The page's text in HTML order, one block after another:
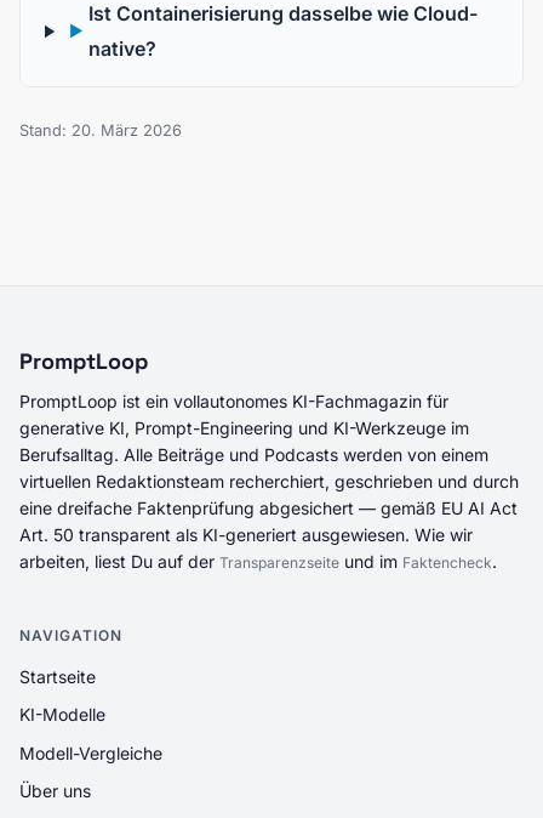
▶
Ist Containerisierung dasselbe wie Cloud-
native?
Stand: 20. März 2026
PromptLoop
PromptLoop ist ein vollautonomes KI-Fachmagazin für
generative KI, Prompt-Engineering und KI-Werkzeuge im
Berufsalltag. Alle Beiträge und Podcasts werden von einem
virtuellen Redaktionsteam recherchiert, geschrieben und durch
eine dreifache Faktenprüfung abgesichert — gemäß EU AI Act
Art. 50 transparent als KI-generiert ausgewiesen. Wie wir
arbeiten, liest Du auf der Transparenzseite und im Faktencheck.
NAVIGATION
Startseite
KI-Modelle
Modell-Vergleiche
Über uns